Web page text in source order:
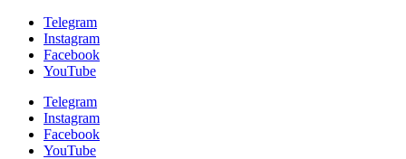
Telegram
Instagram
Facebook
YouTube
Telegram
Instagram
Facebook
YouTube